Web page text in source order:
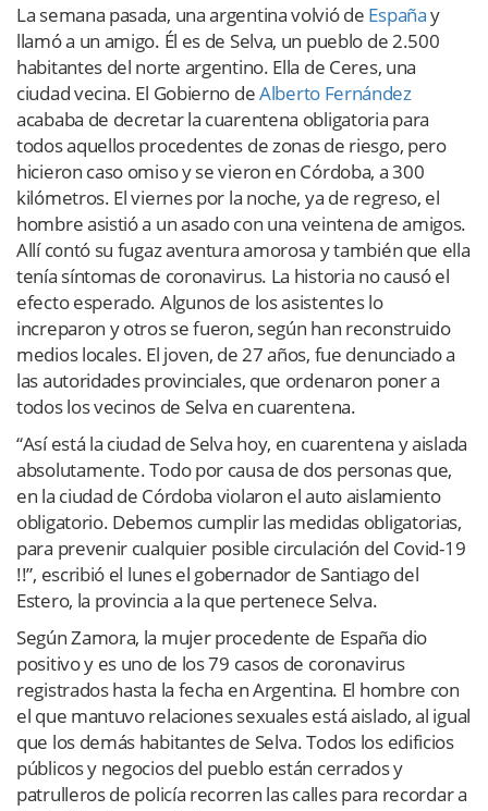
La semana pasada, una argentina volvió de Españay
llamó a un amigo. Él es de Selva, un pueblo de 2.500
habitantes del norte argentino. Ella de Ceres, una
ciudad vecina. El Gobierno deAlberto Fernández
acababa de decretar la cuarentena obligatoria para
todos aquellos procedentes de zonas de riesgo, pero
hicieron caso omiso y se vieron en Córdoba, a 300
kilómetros. El viernes por la noche, ya de regreso, el
hombre asistió a un asado con una veintena de amigos.
Allí contó su fugaz aventura amorosa y también que ella
tenía síntomas de coronavirus. La historia no causó el
efecto esperado. Algunos de los asistentes lo
increparon y otros se fueron, según han reconstruido
medios locales. El joven, de 27 años, fue denunciado a
las autoridades provinciales, que ordenaron poner a
todos los vecinos de Selva en cuarentena.
“Así está la ciudad de Selva hoy, en cuarentena y aislada
absolutamente. Todo por causa de dos personas que,
en la ciudad de Córdoba violaron el auto aislamiento
obligatorio. Debemos cumplir las medidas obligatorias,
para prevenir cualquier posible circulación del Covid-19
!!”, escribió el lunes el gobernador de Santiago del
Estero, la provincia a la que pertenece Selva.
Según Zamora, la mujer procedente de España dio
positivo y es uno de los 79 casos de coronavirus
registrados hasta la fecha en Argentina. El hombre con
el que mantuvo relaciones sexuales está aislado, al igual
que los demás habitantes de Selva. Todos los edificios
públicos y negocios del pueblo están cerrados y
patrulleros de policía recorren las calles para recordar a